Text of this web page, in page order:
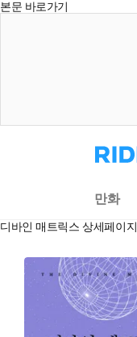
본문 바로가기
리
디
으
로
동
만화
디바인 매트릭스 상세페이지